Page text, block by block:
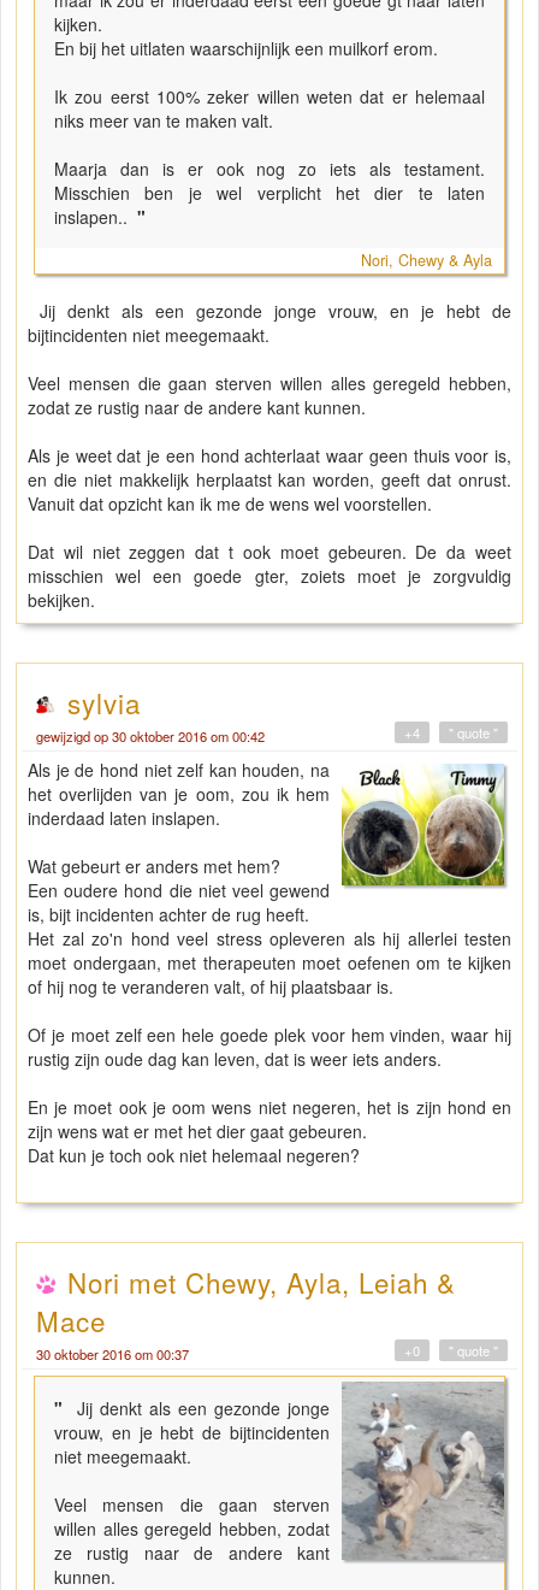
kijken.
En bij het uitlaten waarschijnlijk een muilkorf erom.
Ik zou eerst 100% zeker willen weten dat er helemaal
niks meer van te maken valt.
Maarja dan is er ook nog zo iets als testament.
Misschien ben je wel verplicht het dier te laten
inslapen.. "
Nori, Chewy & Ayla
Jij denkt als een gezonde jonge vrouw, en je hebt de
bijtincidenten niet meegemaakt.
Veel mensen die gaan sterven willen alles geregeld hebben,
zodat ze rustig naar de andere kant kunnen.
Als je weet dat je een hond achterlaat waar geen thuis voor is,
en die niet makkelijk herplaatst kan worden, geeft dat onrust.
Vanuit dat opzicht kan ik me de wens wel voorstellen.
Dat wil niet zeggen dat t ook moet gebeuren. De da weet
misschien wel een goede gter, zoiets moet je zorgvuldig
bekijken.
sylvia
gewijzigd op 30 oktober 2016 om 00:42 " quote "
+4
Als je de hond niet zelf kan houden, na
het overlijden van je oom, zou ik hem
inderdaad laten inslapen.
Wat gebeurt er anders met hem?
Een oudere hond die niet veel gewend
is, bijt incidenten achter de rug heeft.
Het zal zo'n hond veel stress opleveren als hij allerlei testen
moet ondergaan, met therapeuten moet oefenen om te kijken
of hij nog te veranderen valt, of hij plaatsbaar is.
Of je moet zelf een hele goede plek voor hem vinden, waar hij
rustig zijn oude dag kan leven, dat is weer iets anders.
En je moet ook je oom wens niet negeren, het is zijn hond en
zijn wens wat er met het dier gaat gebeuren.
Dat kun je toch ook niet helemaal negeren?
Nori met Chewy, Ayla, Leiah &
Mace
30 oktober 2016 om 00:37 " quote "
+0
"
Jij denkt als een gezonde jonge
vrouw, en je hebt de bijtincidenten
niet meegemaakt.
Veel mensen die gaan sterven
willen alles geregeld hebben, zodat
ze rustig naar de andere kant
kunnen.